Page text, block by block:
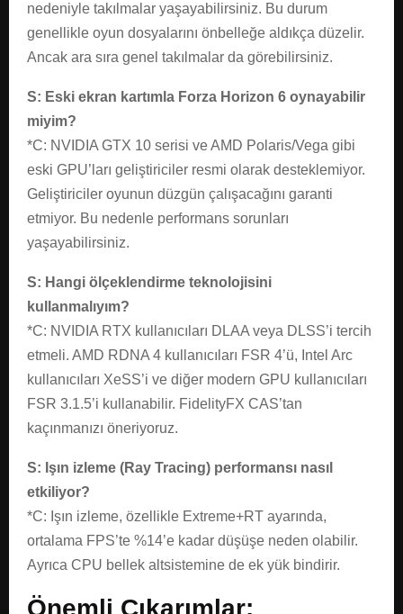
nedeniyle takılmalar yaşayabilirsiniz. Bu durum
genellikle oyun dosyalarını önbelleğe aldıkça düzelir.
Ancak ara sıra genel takılmalar da görebilirsiniz.
S: Eski ekran kartımla Forza Horizon 6 oynayabilir
miyim?
*C: NVIDIA GTX 10 serisi ve AMD Polaris/Vega gibi
eski GPU’ları geliştiriciler resmi olarak desteklemiyor.
Geliştiriciler oyunun düzgün çalışacağını garanti
etmiyor. Bu nedenle performans sorunları
yaşayabilirsiniz.
S: Hangi ölçeklendirme teknolojisini
kullanmalıyım?
*C: NVIDIA RTX kullanıcıları DLAA veya DLSS’i tercih
etmeli. AMD RDNA 4 kullanıcıları FSR 4’ü, Intel Arc
kullanıcıları XeSS’i ve diğer modern GPU kullanıcıları
FSR 3.1.5’i kullanabilir. FidelityFX CAS’tan
kaçınmanızı öneriyoruz.
S: Işın izleme (Ray Tracing) performansı nasıl
etkiliyor?
*C: Işın izleme, özellikle Extreme+RT ayarında,
ortalama FPS’te %14’e kadar düşüşe neden olabilir.
Ayrıca CPU bellek altsistemine de ek yük bindirir.
Önemli Çıkarımlar: